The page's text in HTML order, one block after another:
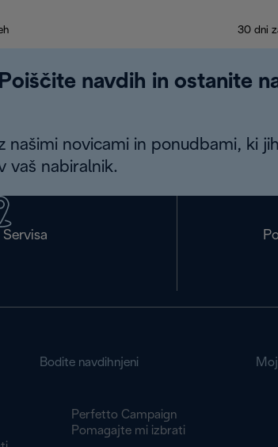
30 dni
Poiščite navdih in ostanite
našimi novicami in ponudbami, ki
vaš nabiralnik.
Bodite navdihnjeni
Perfetto Campaign
Pomagajte mi izbrati